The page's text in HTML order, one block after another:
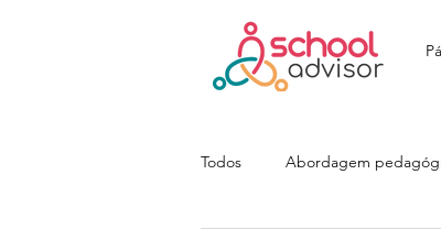
Todos Abordagem